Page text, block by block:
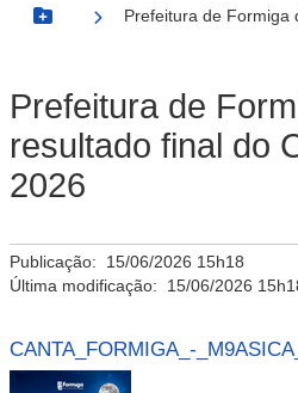
Botão Menu
Prefeitura de Formiga
Prefeitura de
resultado final do
2026
Publicação: 15/06/2026 15h18
Última modificação: 15/06/2026
CANTA_FORMIGA_-